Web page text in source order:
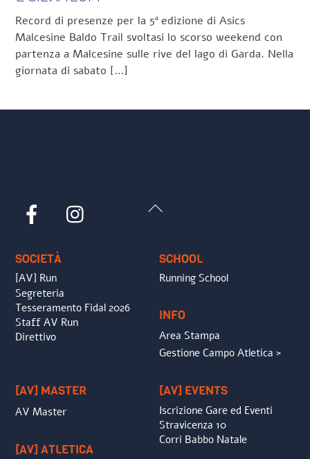
Record di presenze per la 5ª edizione di Asics
Malcesine Baldo Trail svoltasi lo scorso weekend con
partenza a Malcesine sulle rive del lago di Garda. Nella
giornata di sabato […]
Back
Facebook
SOCIETÀ
[AV] Run
Segreteria
Tesseramento Fidal 2026
Staff AV Run
Direttivo
SCHOOL
Running School
INFO
Area Stampa
Gestione Campo Atletica >
[AV] MASTER
AV Master
[AV] ATLETICA
[AV] EVENTS
Iscrizione Gare ed Eventi
Stravicenza 10
Corri Babbo Natale